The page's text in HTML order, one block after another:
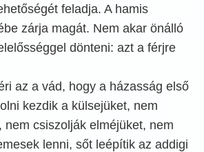
feladja. A hamis
zárja magát. Nem akar önálló
dönteni: azt a férjre
az a vád, hogy a házasság első
kezdik a külsejüket, nem
nem csiszolják elméjüket, nem
lenni, sőt leépítik az addigi